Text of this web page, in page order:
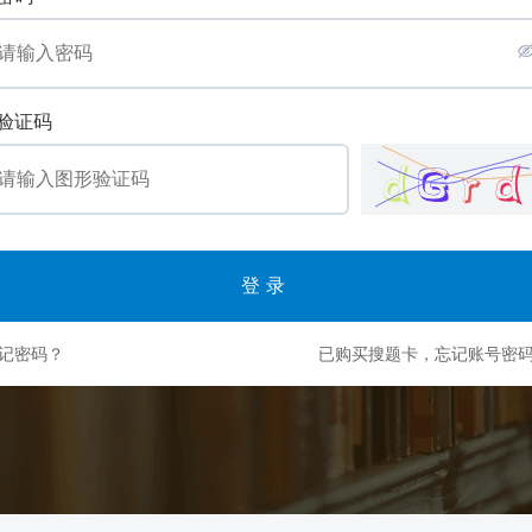
证码
登录
密码？ 已购买搜题卡，忘记账号密